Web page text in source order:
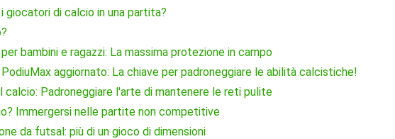
giocatori di calcio in una partita?
bambini e ragazzi: La massima protezione in campo
aggiornato: La chiave per padroneggiare le abilità calcistiche!
calcio: Padroneggiare l'arte di mantenere le reti pulite
Immergersi nelle partite non competitive
da futsal: più di un gioco di dimensioni